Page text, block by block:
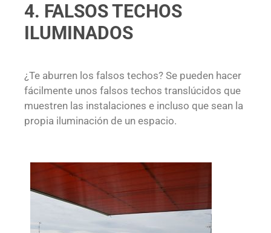
4. FALSOS TECHOS
ILUMINADOS
¿Te aburren los falsos techos? Se pueden hacer
fácilmente unos falsos techos translúcidos que
muestren las instalaciones e incluso que sean la
propia iluminación de un espacio.